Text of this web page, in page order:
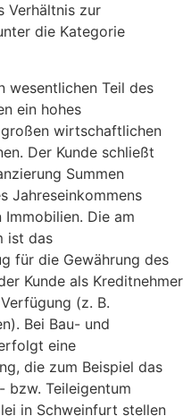
Verhältnis zur
die Kategorie
wesentlichen Teil des
ein hohes
wirtschaftlichen
Der Kunde schließt
Summen
Jahreseinkommens
Die am
ist das
für die Gewährung des
Kunde als Kreditnehmer
(z. B.
Bei Bau- und
eine
die zum Beispiel das
bzw. Teileigentum
in Schweinfurt stellen